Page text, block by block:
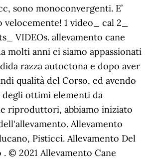
sono monoconvergenti. E’
1 video_ cal 2_
VIDEOs. allevamento cane
molti anni ci siamo appassionati
razza autoctona e dopo aver
qualità del Corso, ed avendo
degli ottimi elementi da
riproduttori, abbiamo iniziato
Allevamento
Pisticci. Allevamento Del
. © 2021 Allevamento Cane